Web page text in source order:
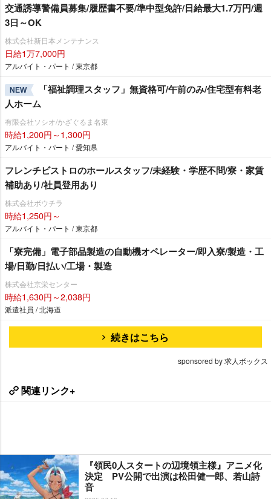
交通誘導警備員募集/履歴書不要/準中型免許/日給最大1.7万円/週
3日～OK
株式会社新日本メンテナンス
日給1万7,000円
アルバイト・パート / 東京都
NEW
「福祉調理スタッフ」無資格可/午前のみ/住宅型有料老
人ホーム
有限会社ソシオ/かざぐるま名東
時給1,200円～1,300円
アルバイト・パート / 愛知県
フレンチビストロのホールスタッフ/未経験・学歴不問/寮・家賃
補助あり/社員登用あり
株式会社ボウチラ
時給1,250円～
アルバイト・パート / 東京都
「寮完備」電子部品製造の自動機オペレーター/即入寮/製造・工
場/日勤/日払い/工場・製造
株式会社京栄センター
時給1,630円～2,038円
派遣社員 / 北海道
続きはこちら
sponsored by 求人ボックス
関連リンク+
『領民0人スタートの辺境領主様』アニメ化
決定 PV公開で出演は松田健一郎、若山詩
音